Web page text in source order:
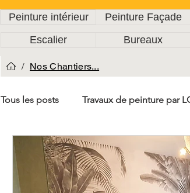
Bureaux
Peinture intérieur Peinture Façade
Escalier
/ Nos Chantiers...
Tous les posts Travaux de peinture par
Rénovation de cage d'Escalier